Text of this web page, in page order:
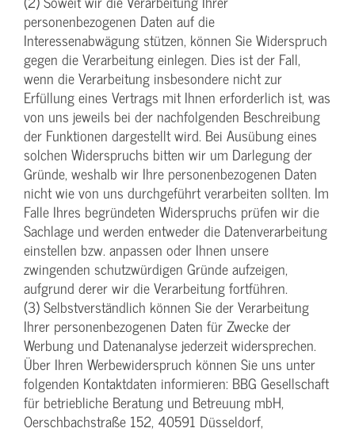
personenbezogenen Daten auf die
Interessenabwägung stützen, können Sie Widerspruch
gegen die Verarbeitung einlegen. Dies ist der Fall,
wenn die Verarbeitung insbesondere nicht zur
Erfüllung eines Vertrags mit Ihnen erforderlich ist, was
von uns jeweils bei der nachfolgenden Beschreibung
der Funktionen dargestellt wird. Bei Ausübung eines
solchen Widerspruchs bitten wir um Darlegung der
Gründe, weshalb wir Ihre personenbezogenen Daten
nicht wie von uns durchgeführt verarbeiten sollten. Im
Falle Ihres begründeten Widerspruchs prüfen wir die
Sachlage und werden entweder die Datenverarbeitung
einstellen bzw. anpassen oder Ihnen unsere
zwingenden schutzwürdigen Gründe aufzeigen,
aufgrund derer wir die Verarbeitung fortführen.
(3) Selbstverständlich können Sie der Verarbeitung
Ihrer personenbezogenen Daten für Zwecke der
Werbung und Datenanalyse jederzeit widersprechen.
Über Ihren Werbewiderspruch können Sie uns unter
folgenden Kontaktdaten informieren: BBG Gesellschaft
für betriebliche Beratung und Betreuung mbH,
Oerschbachstraße 152, 40591 Düsseldorf,